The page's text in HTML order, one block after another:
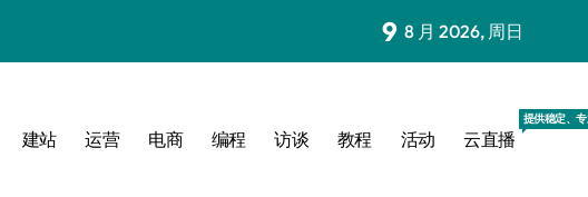
9 8 月 2026, 周日
建站 运营 电商 编程 访谈 教程 活动 云直播
提供稳定、